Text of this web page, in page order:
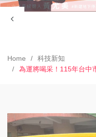
Home
科技新知
為運將喝采！115年台中